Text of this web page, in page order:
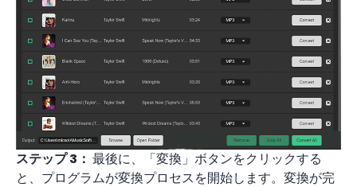
ステップ 3： 最後に、「変換」ボタンをクリックする
と、プログラムが変換プロセスを開始します。変換が完